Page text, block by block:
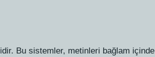
Bu sistemler, metinleri bağlam içinde